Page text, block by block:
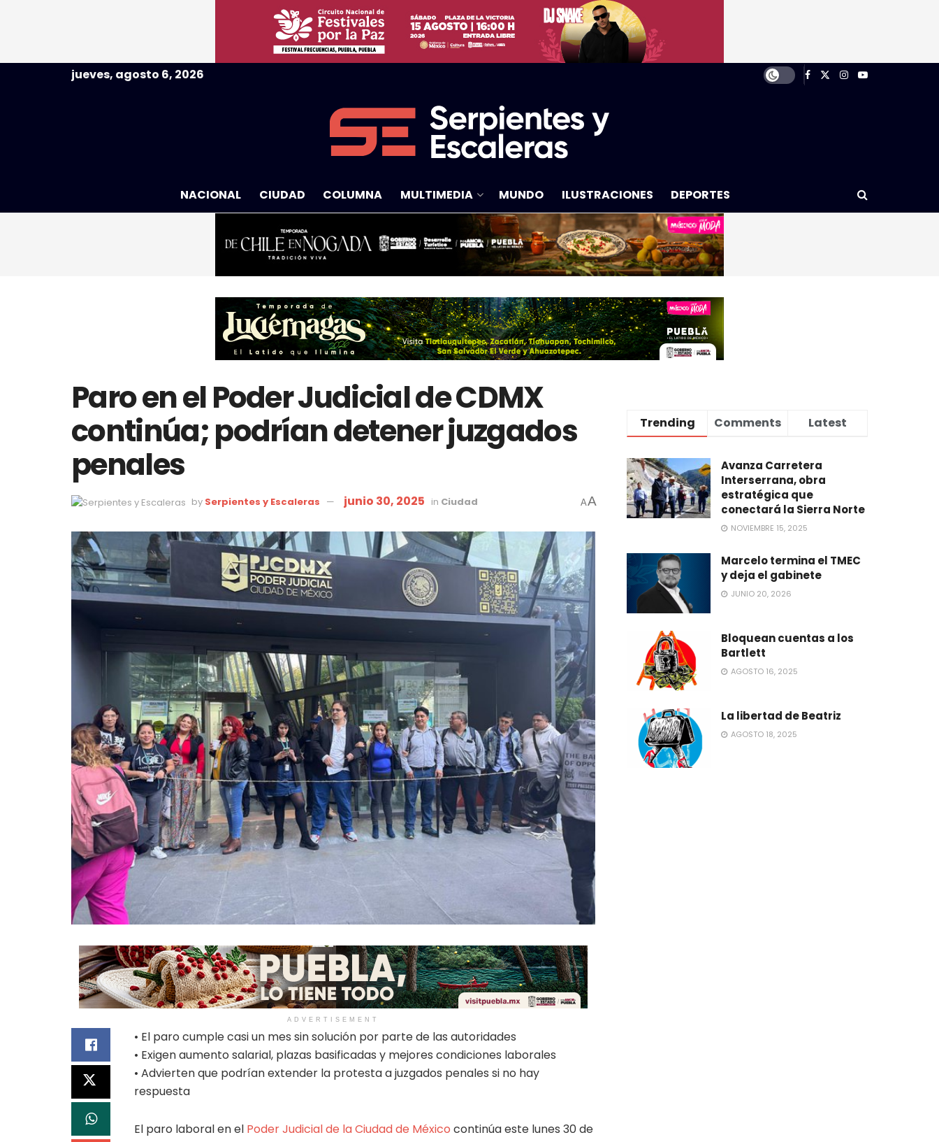
jueves, agosto 6, 2026
NACIONAL CIUDAD COLUMNA MULTIMEDIA MUNDO ILUSTRACIONES DEPORTES
Paro en el Poder Judicial de CDMX
continúa; podrían detener juzgados
penales
by Serpientes y Escaleras junio 30, 2025 in Ciudad AA
ADVERTISEMENT
• El paro cumple casi un mes sin solución por parte de las autoridades
• Exigen aumento salarial, plazas basificadas y mejores condiciones laborales
• Advierten que podrían extender la protesta a juzgados penales si no hay
respuesta
El paro laboral en el Poder Judicial de la Ciudad de México continúa este lunes 30 de
Trending Comments Latest
Avanza Carretera
Interserrana, obra
estratégica que
conectará la Sierra Norte
NOVIEMBRE 15, 2025
Marcelo termina el TMEC
y deja el gabinete
JUNIO 20, 2026
Bloquean cuentas a los
Bartlett
AGOSTO 16, 2025
La libertad de Beatriz
AGOSTO 18, 2025